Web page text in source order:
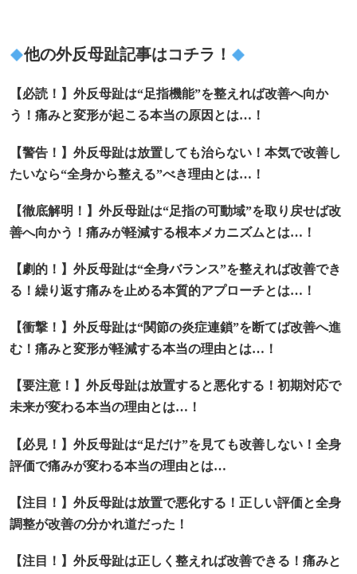
他の外反母趾記事はコチラ！
【必読！】外反母趾は“足指機能”を整えれば改善へ向か
う！痛みと変形が起こる本当の原因とは…！
【警告！】外反母趾は放置しても治らない！本気で改善し
たいなら“全身から整える”べき理由とは…！
【徹底解明！】外反母趾は“足指の可動域”を取り戻せば改
善へ向かう！痛みが軽減する根本メカニズムとは…！
【劇的！】外反母趾は“全身バランス”を整えれば改善でき
る！繰り返す痛みを止める本質的アプローチとは…！
【衝撃！】外反母趾は“関節の炎症連鎖”を断てば改善へ進
む！痛みと変形が軽減する本当の理由とは…！
【要注意！】外反母趾は放置すると悪化する！初期対応で
未来が変わる本当の理由とは…！
【必見！】外反母趾は“足だけ”を見ても改善しない！全身
評価で痛みが変わる本当の理由とは…
【注目！】外反母趾は放置で悪化する！正しい評価と全身
調整が改善の分かれ道だった！
【注目！】外反母趾は正しく整えれば改善できる！痛みと